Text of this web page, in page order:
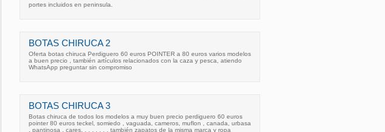
portes incluidos en peninsula.
BOTAS CHIRUCA 2
Oferta botas chiruca Perdiguero 60 euros POINTER a 80 euros varios modelos
a buen precio , también artículos relacionados con la caza y pesca, atiendo
WhatsApp preguntar sin compromiso
BOTAS CHIRUCA 3
Botas chiruca de todos los modelos a muy buen precio perdiguero 60 euros
pointer 80 euros teckel, somiedo , vaguada, cameros, muflon , canada, urbasa
, pantinosa , cares, . . . . . . . también zapatos de la misma marca y ropa